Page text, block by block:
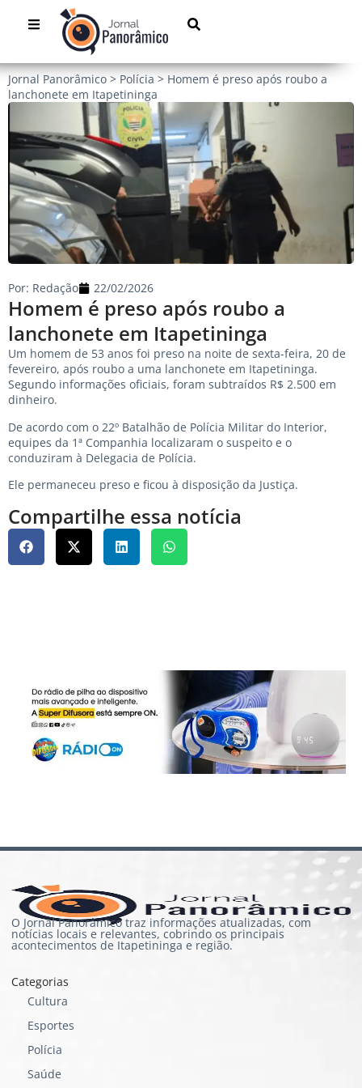
Jornal Panorâmico > Polícia > Homem é preso após roubo a
lanchonete em Itapetininga
Homem é preso após roubo a
lanchonete em Itapetininga
Por: Redação 22/02/2026
Um homem de 53 anos foi preso na noite de sexta-feira, 20 de
fevereiro, após roubo a uma lanchonete em Itapetininga.
Segundo informações oficiais, foram subtraídos R$ 2.500 em
dinheiro.
De acordo com o 22º Batalhão de Polícia Militar do Interior,
equipes da 1ª Companhia localizaram o suspeito e o
conduziram à Delegacia de Polícia.
Ele permaneceu preso e ficou à disposição da Justiça.
Compartilhe essa notícia
O Jornal Panorâmico traz informações atualizadas, com
notícias locais e relevantes, cobrindo os principais
acontecimentos de Itapetininga e região.
Categorias
Cultura
Esportes
Polícia
Saúde